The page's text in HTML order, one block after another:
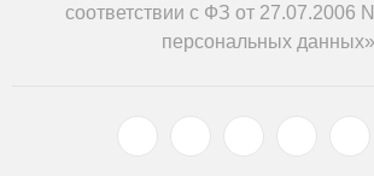
соответствии с ФЗ от 27.07.2006
персональных